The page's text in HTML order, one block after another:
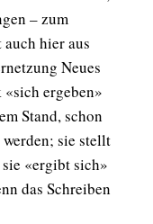
– zum
hier aus
Neues
ergeben»
Stand, schon
sie stellt
«ergibt sich»
das Schreiben